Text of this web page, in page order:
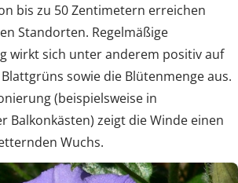
bis zu 50 Zentimetern erreichen
Standorten. Regelmäßige
wirkt sich unter anderem positiv auf
sowie die Blütenmenge aus.
(beispielsweise in
Balkonkästen) zeigt die Winde einen
Wuchs.